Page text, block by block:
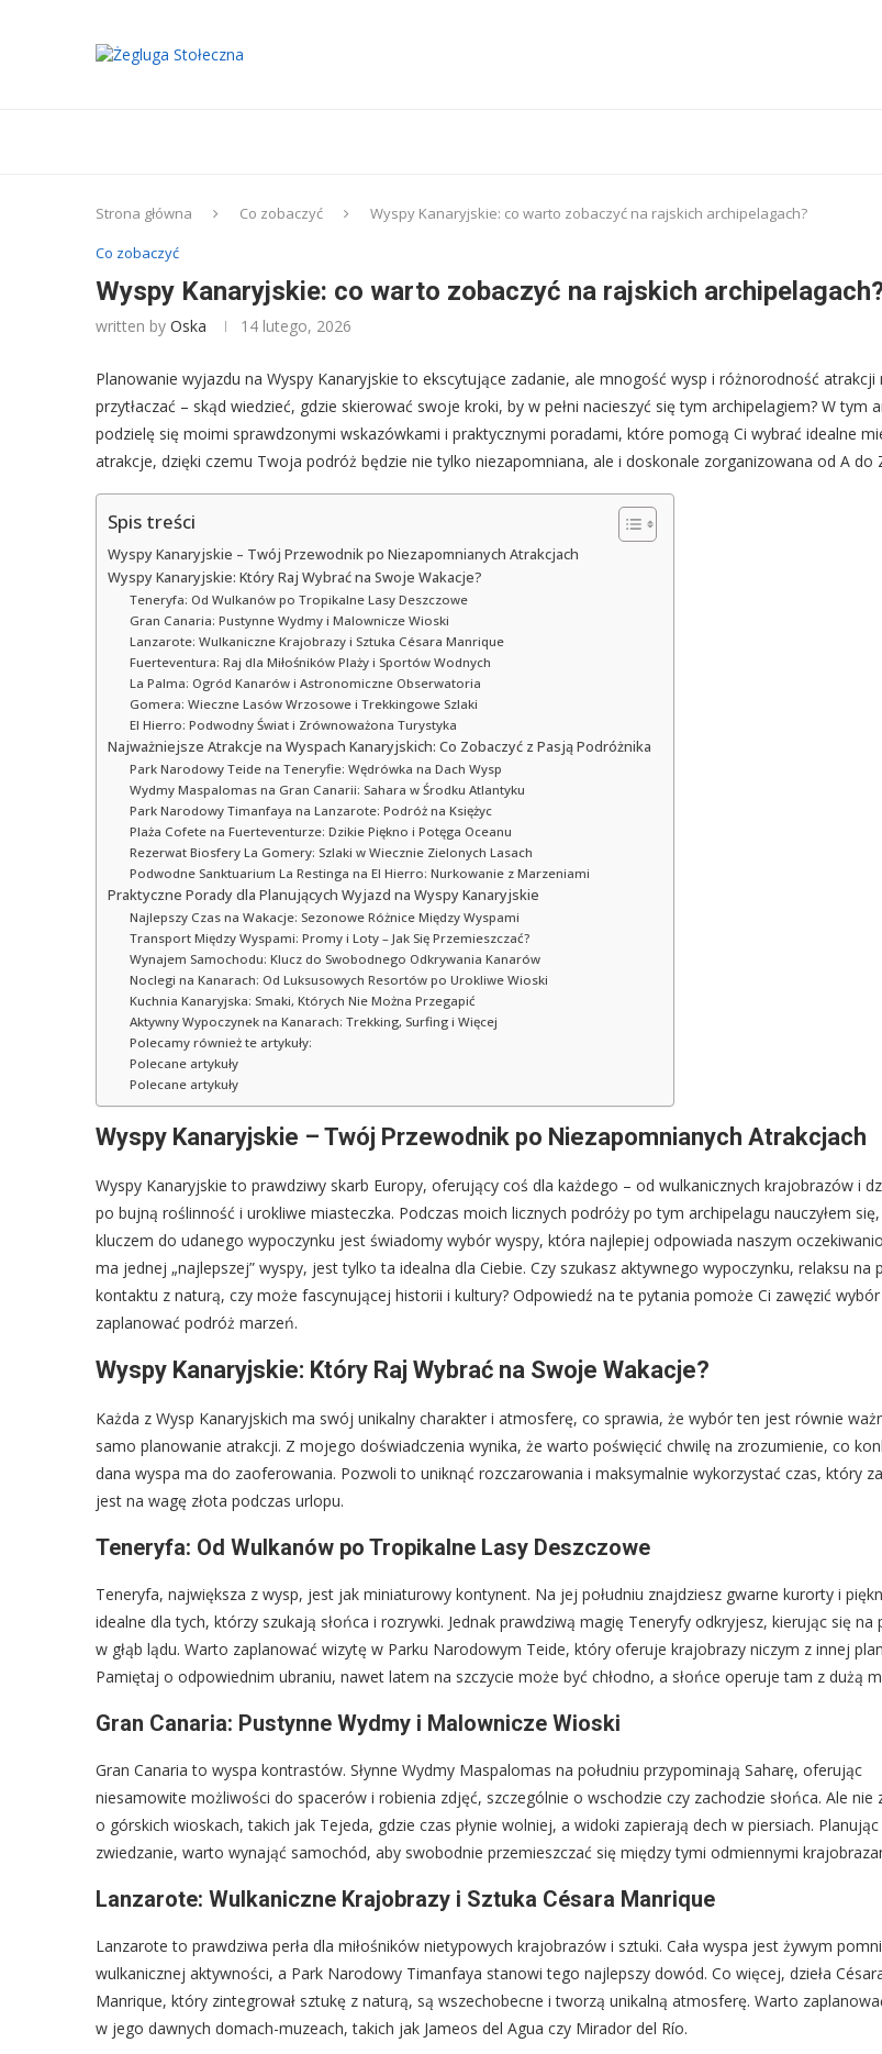
Strona główna Co zobaczyć
Wyspy Kanaryjskie: co warto zobaczyć na rajskich archipelagach?
Co zobaczyć
Wyspy Kanaryjskie: co warto zobaczyć na rajskich
written by Oska 14 lutego, 2026
Planowanie wyjazdu na Wyspy Kanaryjskie to ekscytujące zadanie, ale mnogość wysp i różnorodność atrakcji
przytłaczać – skąd wiedzieć, gdzie skierować swoje kroki, by w pełni nacieszyć się tym archipelagiem? W tym
podzielę się moimi sprawdzonymi wskazówkami i praktycznymi poradami, które pomogą Ci wybrać idealne
atrakcje, dzięki czemu Twoja podróż będzie nie tylko niezapomniana, ale i doskonale zorganizowana od A do
Spis treści
Wyspy Kanaryjskie – Twój Przewodnik po Niezapomnianych Atrakcjach
Wyspy Kanaryjskie: Który Raj Wybrać na Swoje Wakacje?
Teneryfa: Od Wulkanów po Tropikalne Lasy Deszczowe
Gran Canaria: Pustynne Wydmy i Malownicze Wioski
Lanzarote: Wulkaniczne Krajobrazy i Sztuka Césara Manrique
Fuerteventura: Raj dla Miłośników Plaży i Sportów Wodnych
La Palma: Ogród Kanarów i Astronomiczne Obserwatoria
Gomera: Wieczne Lasów Wrzosowe i Trekkingowe Szlaki
El Hierro: Podwodny Świat i Zrównoważona Turystyka
Najważniejsze Atrakcje na Wyspach Kanaryjskich: Co Zobaczyć z Pasją Podróżnika
Park Narodowy Teide na Teneryfie: Wędrówka na Dach Wysp
Wydmy Maspalomas na Gran Canarii: Sahara w Środku Atlantyku
Park Narodowy Timanfaya na Lanzarote: Podróż na Księżyc
Plaża Cofete na Fuerteventurze: Dzikie Piękno i Potęga Oceanu
Rezerwat Biosfery La Gomery: Szlaki w Wiecznie Zielonych Lasach
Podwodne Sanktuarium La Restinga na El Hierro: Nurkowanie z Marzeniami
Praktyczne Porady dla Planujących Wyjazd na Wyspy Kanaryjskie
Najlepszy Czas na Wakacje: Sezonowe Różnice Między Wyspami
Transport Między Wyspami: Promy i Loty – Jak Się Przemieszczać?
Wynajem Samochodu: Klucz do Swobodnego Odkrywania Kanarów
Noclegi na Kanarach: Od Luksusowych Resortów po Urokliwe Wioski
Kuchnia Kanaryjska: Smaki, Których Nie Można Przegapić
Aktywny Wypoczynek na Kanarach: Trekking, Surfing i Więcej
Polecamy również te artykuły:
Polecane artykuły
Polecane artykuły
Wyspy Kanaryjskie – Twój Przewodnik po Niezapomnianych Atrakcjach
Wyspy Kanaryjskie to prawdziwy skarb Europy, oferujący coś dla każdego – od wulkanicznych krajobrazów i
po bujną roślinność i urokliwe miasteczka. Podczas moich licznych podróży po tym archipelagu nauczyłem się,
kluczem do udanego wypoczynku jest świadomy wybór wyspy, która najlepiej odpowiada naszym
ma jednej „najlepszej” wyspy, jest tylko ta idealna dla Ciebie. Czy szukasz aktywnego wypoczynku, relaksu na
kontaktu z naturą, czy może fascynującej historii i kultury? Odpowiedź na te pytania pomoże Ci zawęzić wybór
zaplanować podróż marzeń.
Wyspy Kanaryjskie: Który Raj Wybrać na Swoje Wakacje?
Każda z Wysp Kanaryjskich ma swój unikalny charakter i atmosferę, co sprawia, że wybór ten jest równie
samo planowanie atrakcji. Z mojego doświadczenia wynika, że warto poświęcić chwilę na zrozumienie, co
dana wyspa ma do zaoferowania. Pozwoli to uniknąć rozczarowania i maksymalnie wykorzystać czas, który
jest na wagę złota podczas urlopu.
Teneryfa: Od Wulkanów po Tropikalne Lasy Deszczowe
Teneryfa, największa z wysp, jest jak miniaturowy kontynent. Na jej południu znajdziesz gwarne kurorty i
idealne dla tych, którzy szukają słońca i rozrywki. Jednak prawdziwą magię Teneryfy odkryjesz, kierując się na
w głąb lądu. Warto zaplanować wizytę w Parku Narodowym Teide, który oferuje krajobrazy niczym z innej
Pamiętaj o odpowiednim ubraniu, nawet latem na szczycie może być chłodno, a słońce operuje tam z dużą
Gran Canaria: Pustynne Wydmy i Malownicze Wioski
Gran Canaria to wyspa kontrastów. Słynne Wydmy Maspalomas na południu przypominają Saharę, oferując
niesamowite możliwości do spacerów i robienia zdjęć, szczególnie o wschodzie czy zachodzie słońca. Ale nie
o górskich wioskach, takich jak Tejeda, gdzie czas płynie wolniej, a widoki zapierają dech w piersiach. Planując
zwiedzanie, warto wynająć samochód, aby swobodnie przemieszczać się między tymi odmiennymi
Lanzarote: Wulkaniczne Krajobrazy i Sztuka Césara Manrique
Lanzarote to prawdziwa perła dla miłośników nietypowych krajobrazów i sztuki. Cała wyspa jest żywym
wulkanicznej aktywności, a Park Narodowy Timanfaya stanowi tego najlepszy dowód. Co więcej, dzieła
Manrique, który zintegrował sztukę z naturą, są wszechobecne i tworzą unikalną atmosferę. Warto
w jego dawnych domach-muzeach, takich jak Jameos del Agua czy Mirador del Río.